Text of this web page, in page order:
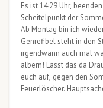
Es ist 14:29 Uhr,
Scheitelpunkt der
Ab Montag bin ich
Genrefibel steht in den
irgendwann auch mal
albern! Lasst das da
euch auf, gegen den
Feuerlöscher.